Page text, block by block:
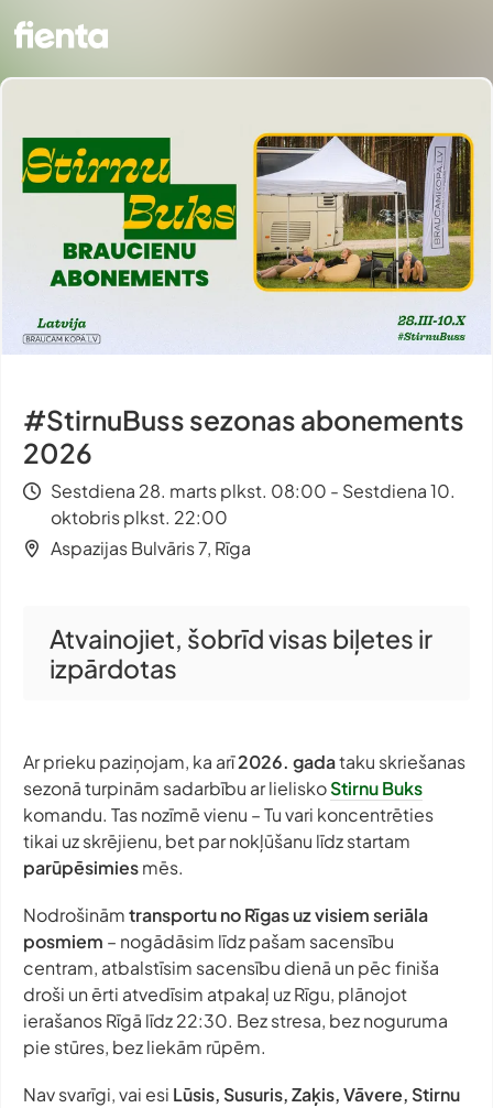
#StirnuBuss sezonas abonements
2026
Sestdiena 28. marts plkst. 08:00 - Sestdiena 10.
oktobris plkst. 22:00
Aspazijas Bulvāris 7, Rīga
Atvainojiet, šobrīd visas biļetes ir
izpārdotas
Ar prieku paziņojam, ka arī2026. gadataku skriešanas
sezonā turpinām sadarbību ar lieliskoStirnu Buks
komandu. Tas nozīmē vienu – Tu vari koncentrēties
tikai uz skrējienu, bet par nokļūšanu līdz startam
parūpēsimiesmēs.
Nodrošināmtransportu no Rīgas uz visiem seriāla
posmiem – nogādāsim līdz pašam sacensību
centram, atbalstīsim sacensību dienā un pēc finiša
droši un ērti atvedīsim atpakaļ uz Rīgu, plānojot
ierašanos Rīgā līdz 22:30. Bez stresa, bez noguruma
pie stūres, bez liekām rūpēm.
Nav svarīgi, vai esi Lūsis, Susuris, Zaķis, Vāvere, Stirnu